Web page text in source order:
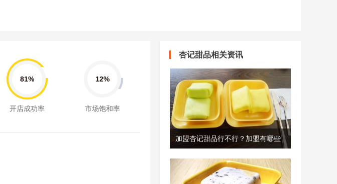
81%
开店成功率
12%
市场饱和率
杏记甜品相关资讯
加盟杏记甜品行不行？加盟有哪些